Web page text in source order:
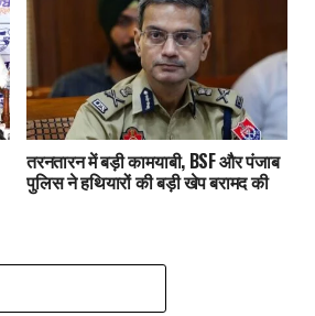
तरनतारन में बड़ी कामयाबी, BSF और पंजाब
पुलिस ने हथियारों की बड़ी खेप बरामद की